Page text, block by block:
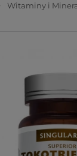
Witaminy i